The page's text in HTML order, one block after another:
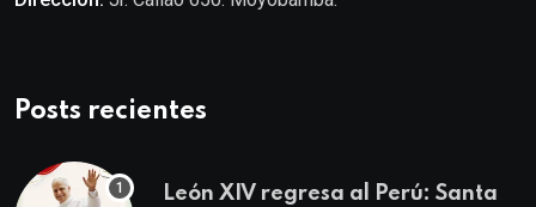
Posts recientes
León XIV regresa al Perú: Santa